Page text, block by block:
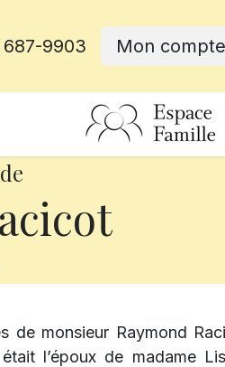
687-9903 Mon compte
de monsieur Raymond
l’époux de madame